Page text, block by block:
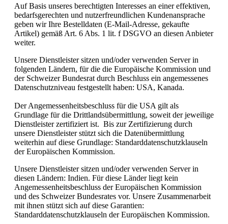
Auf Basis unseres berechtigten Interesses an einer effektiven,
bedarfsgerechten und nutzerfreundlichen Kundenansprache
geben wir Ihre Bestelldaten (E-Mail-Adresse, gekaufte
Artikel) gemäß Art. 6 Abs. 1 lit. f DSGVO an diesen Anbieter
weiter.
Unsere Dienstleister sitzen und/oder verwenden Server in
folgenden Ländern, für die die Europäische Kommission und
der Schweizer Bundesrat durch Beschluss ein angemessenes
Datenschutzniveau festgestellt haben: USA, Kanada.
Der Angemessenheitsbeschluss für die USA gilt als
Grundlage für die Drittlandsübermittlung, soweit der jeweilige
Dienstleister zertifiziert ist. Bis zur Zertifizierung durch
unsere Dienstleister stützt sich die Datenübermittlung
weiterhin auf diese Grundlage: Standarddatenschutzklauseln
der Europäischen Kommission.
Unsere Dienstleister sitzen und/oder verwenden Server in
diesen Ländern: Indien. Für diese Länder liegt kein
Angemessenheitsbeschluss der Europäischen Kommission
und des Schweizer Bundesrates vor. Unsere Zusammenarbeit
mit ihnen stützt sich auf diese Garantien:
Standarddatenschutzklauseln der Europäischen Kommission.